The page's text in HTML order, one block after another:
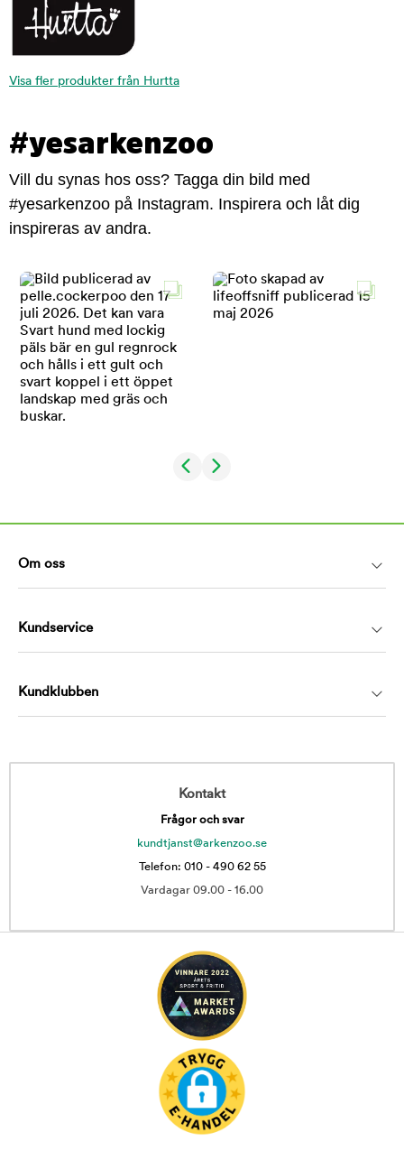
Visa fler produkter från Hurtta
#yesarkenzoo
Vill du synas hos oss? Tagga din bild med
#yesarkenzoo på Instagram. Inspirera och låt dig
inspireras av andra.
Om oss
Kundservice
Kundklubben
Kontakt
Frågor och svar
kundtjanst@arkenzoo.se
Telefon: 010 - 490 62 55
Vardagar 09.00 - 16.00